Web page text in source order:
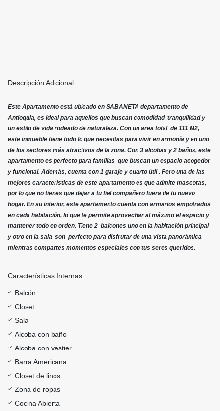
Descripción Adicional :
Este Apartamento está ubicado en SABANETA departamento de
Antioquia, es ideal para aquellos que buscan comodidad, tranquilidad y
un estilo de vida rodeado de naturaleza. Con un área total de 111 M2,
este inmueble tiene todo lo que necesitas para vivir en armonía y en uno
de los sectores más atractivos de la zona. Con 3 alcobas y 2 baños, este
apartamento es perfecto para familias que buscan un espacio acogedor
y funcional. Además, cuenta con 1 garaje y cuarto útil . Pero una de las
mejores características de este apartamento es que admite mascotas,
por lo que no tienes que dejar a tu fiel compañero fuera de tu nuevo
hogar. En su interior, este apartamento cuenta con armarios empotrados
en cada habitación, lo que te permite aprovechar al máximo el espacio y
mantener todo en orden. Tiene 2 balcones uno en la habitación principal
y otro en la sala son perfecto para disfrutar de una vista panorámica
mientras compartes momentos especiales con tus seres queridos.
Características Internas :
Balcón
Closet
Sala
Alcoba con baño
Alcoba con vestier
Barra Americana
Closet de linos
Zona de ropas
Cocina Abierta